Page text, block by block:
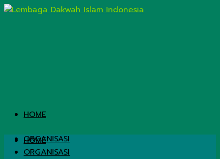
HOME
ORGANISASI
HOME
ORGANISASI